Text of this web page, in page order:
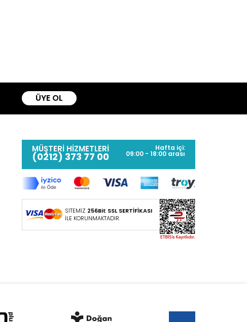
ÜYE OL
MÜŞTERİ HİZMETLERİ
(0212) 373 77 00
Hafta içi:
09:00 - 18:00 arası
SİTEMİZ 256Bit SSL SERTİFİKASI
İLE KORUNMAKTADIR.